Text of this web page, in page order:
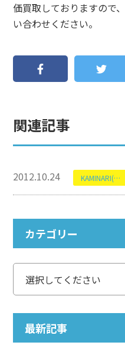
価買取しておりますので
い合わせください。
関連記事
2012.10.24 KAMINARI(カミナリ)
カテゴリー
最新記事